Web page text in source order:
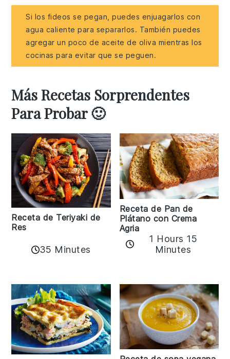
Si los fideos se pegan, puedes enjuagarlos con
agua caliente para separarlos. También puedes
agregar un poco de aceite de oliva mientras los
cocinas para evitar que se peguen.
Más Recetas Sorprendentes
Para Probar 🙂
Receta de Teriyaki de
Res
35 Minutes
Receta de Pan de
Plátano con Crema
Agria
1 Hours 15
Minutes